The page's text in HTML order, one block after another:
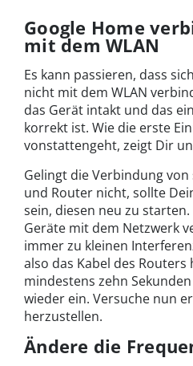
Google Home
mit dem WLAN
Es kann passieren, dass
nicht mit dem WLAN
das Gerät intakt und das
korrekt ist. Wie die erste
vonstattengeht, zeigt Dir
Gelingt die Verbindung
und Router nicht, sollte
sein, diesen neu zu
Geräte mit dem Netzwerk
immer zu kleinen
also das Kabel des Routers
mindestens zehn
wieder ein. Versuche nun
herzustellen.
Ändere die